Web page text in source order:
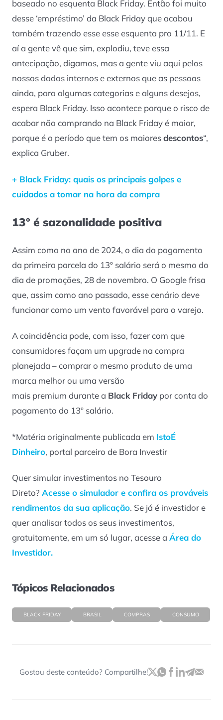
baseado no esquenta Black Friday. Então foi muito
desse ‘empréstimo’ da Black Friday que acabou
também trazendo esse esse esquenta pro 11/11. E
aí a gente vê que sim, explodiu, teve essa
antecipação, digamos, mas a gente viu aqui pelos
nossos dados internos e externos que as pessoas
ainda, para algumas categorias e alguns desejos,
espera Black Friday. Isso acontece porque o risco de
acabar não comprando na Black Friday é maior,
porque é o período que tem os maioresdescontos“,
explica Gruber.
+ Black Friday: quais os principais golpes e
cuidados a tomar na hora da compra
13º é sazonalidade positiva
Assim como no ano de 2024, o dia do pagamento
da primeira parcela do 13º salário será o mesmo do
dia de promoções, 28 de novembro. O Google frisa
que, assim como ano passado, esse cenário deve
funcionar como um vento favorável para o varejo.
A coincidência pode, com isso, fazer com que
consumidores façam um upgrade na compra
planejada – comprar o mesmo produto de uma
marca melhor ou uma versão
mais premium durante a Black Friday por conta do
pagamento do 13º salário.
*Matéria originalmente publicada em IstoÉ
Dinheiro, portal parceiro de Bora Investir
Quer simular investimentos no Tesouro
Direto? Acesse o simulador e confira os prováveis
rendimentos da sua aplicação. Se já é investidor e
quer analisar todos os seus investimentos,
gratuitamente, em um só lugar, acesse a Área do
Investidor.
Tópicos Relacionados
BLACK FRIDAY BRASIL COMPRAS CONSUMO
Gostou deste conteúdo? Compartilhe!